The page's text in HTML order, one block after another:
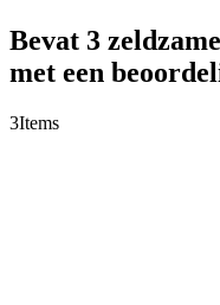
Bevat 3
met een
3Items